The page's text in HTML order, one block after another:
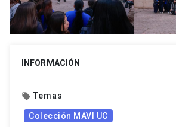
INFORMACIÓN
local_offer Temas
Colección MAVI UC